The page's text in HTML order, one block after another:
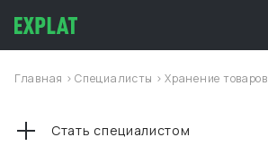
Главная >Специалисты >Хранение товаров
Стать специалистом